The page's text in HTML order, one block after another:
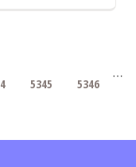
5345 5346 …